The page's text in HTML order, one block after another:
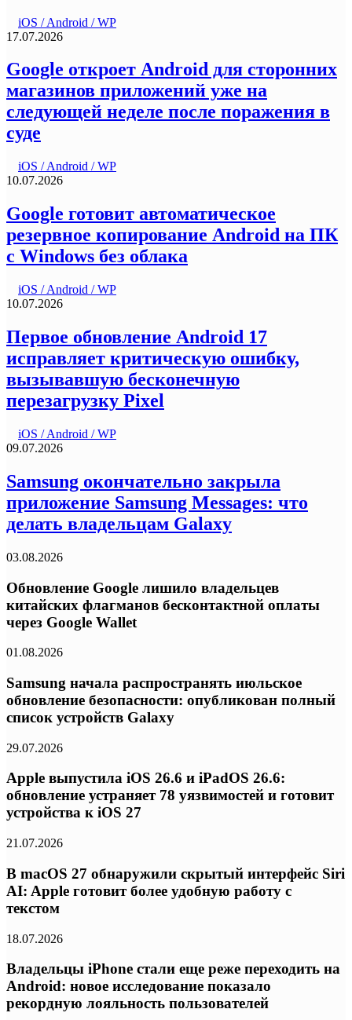
iOS / Android / WP
17.07.2026
Google откроет Android для сторонних
магазинов приложений уже на
следующей неделе после поражения в
суде
iOS / Android / WP
10.07.2026
Google готовит автоматическое
резервное копирование Android на ПК
с Windows без облака
iOS / Android / WP
10.07.2026
Первое обновление Android 17
исправляет критическую ошибку,
вызывавшую бесконечную
перезагрузку Pixel
iOS / Android / WP
09.07.2026
Samsung окончательно закрыла
приложение Samsung Messages: что
делать владельцам Galaxy
03.08.2026
Обновление Google лишило владельцев
китайских флагманов бесконтактной оплаты
через Google Wallet
01.08.2026
Samsung начала распространять июльское
обновление безопасности: опубликован полный
список устройств Galaxy
29.07.2026
Apple выпустила iOS 26.6 и iPadOS 26.6:
обновление устраняет 78 уязвимостей и готовит
устройства к iOS 27
21.07.2026
В macOS 27 обнаружили скрытый интерфейс Siri
AI: Apple готовит более удобную работу с
текстом
18.07.2026
Владельцы iPhone стали еще реже переходить на
Android: новое исследование показало
рекордную лояльность пользователей